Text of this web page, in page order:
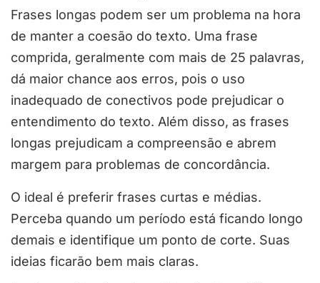
Frases longas podem ser um problema na hora
de manter a coesão do texto. Uma frase
comprida, geralmente com mais de 25 palavras,
dá maior chance aos erros, pois o uso
inadequado de conectivos pode prejudicar o
entendimento do texto. Além disso, as frases
longas prejudicam a compreensão e abrem
margem para problemas de concordância.
O ideal é preferir frases curtas e médias.
Perceba quando um período está ficando longo
demais e identifique um ponto de corte. Suas
ideias ficarão bem mais claras.